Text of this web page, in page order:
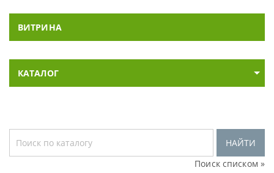
ВИТРИНА
КАТАЛОГ
НАЙТИ
Поиск списком »